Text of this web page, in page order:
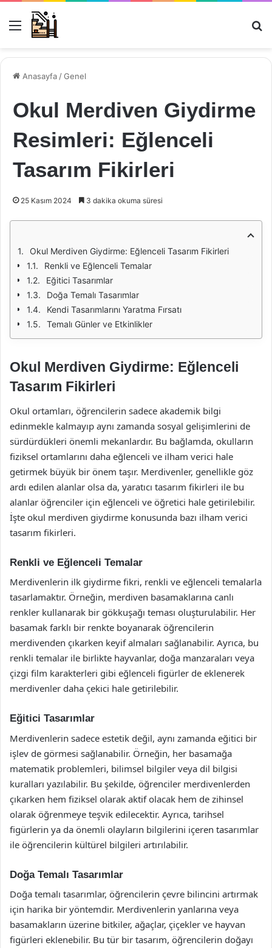
Menü
Anasayfa /Genel
Okul Merdiven Giydirme
Resimleri: Eğlenceli
Tasarım Fikirleri
25 Kasım 2024 3 dakika okuma süresi
Okul Merdiven Giydirme: Eğlenceli Tasarım Fikirleri
Renkli ve Eğlenceli Temalar
Eğitici Tasarımlar
Doğa Temalı Tasarımlar
Kendi Tasarımlarını Yaratma Fırsatı
Temalı Günler ve Etkinlikler
Okul Merdiven Giydirme: Eğlenceli
Tasarım Fikirleri
Okul ortamları, öğrencilerin sadece akademik bilgi
edinmekle kalmayıp aynı zamanda sosyal gelişimlerini de
sürdürdükleri önemli mekanlardır. Bu bağlamda, okulların
fiziksel ortamlarını daha eğlenceli ve ilham verici hale
getirmek büyük bir önem taşır. Merdivenler, genellikle göz
ardı edilen alanlar olsa da, yaratıcı tasarım fikirleri ile bu
alanlar öğrenciler için eğlenceli ve öğretici hale getirilebilir.
İşte okul merdiven giydirme konusunda bazı ilham verici
tasarım fikirleri.
Renkli ve Eğlenceli Temalar
Merdivenlerin ilk giydirme fikri, renkli ve eğlenceli temalarla
tasarlamaktır. Örneğin, merdiven basamaklarına canlı
renkler kullanarak bir gökkuşağı teması oluşturulabilir. Her
basamak farklı bir renkte boyanarak öğrencilerin
merdivenden çıkarken keyif almaları sağlanabilir. Ayrıca, bu
renkli temalar ile birlikte hayvanlar, doğa manzaraları veya
çizgi film karakterleri gibi eğlenceli figürler de eklenerek
merdivenler daha çekici hale getirilebilir.
Eğitici Tasarımlar
Merdivenlerin sadece estetik değil, aynı zamanda eğitici bir
işlev de görmesi sağlanabilir. Örneğin, her basamağa
matematik problemleri, bilimsel bilgiler veya dil bilgisi
kuralları yazılabilir. Bu şekilde, öğrenciler merdivenlerden
çıkarken hem fiziksel olarak aktif olacak hem de zihinsel
olarak öğrenmeye teşvik edilecektir. Ayrıca, tarihsel
figürlerin ya da önemli olayların bilgilerini içeren tasarımlar
ile öğrencilerin kültürel bilgileri artırılabilir.
Doğa Temalı Tasarımlar
Doğa temalı tasarımlar, öğrencilerin çevre bilincini artırmak
için harika bir yöntemdir. Merdivenlerin yanlarına veya
basamakların üzerine bitkiler, ağaçlar, çiçekler ve hayvan
figürleri eklenebilir. Bu tür bir tasarım, öğrencilerin doğayı